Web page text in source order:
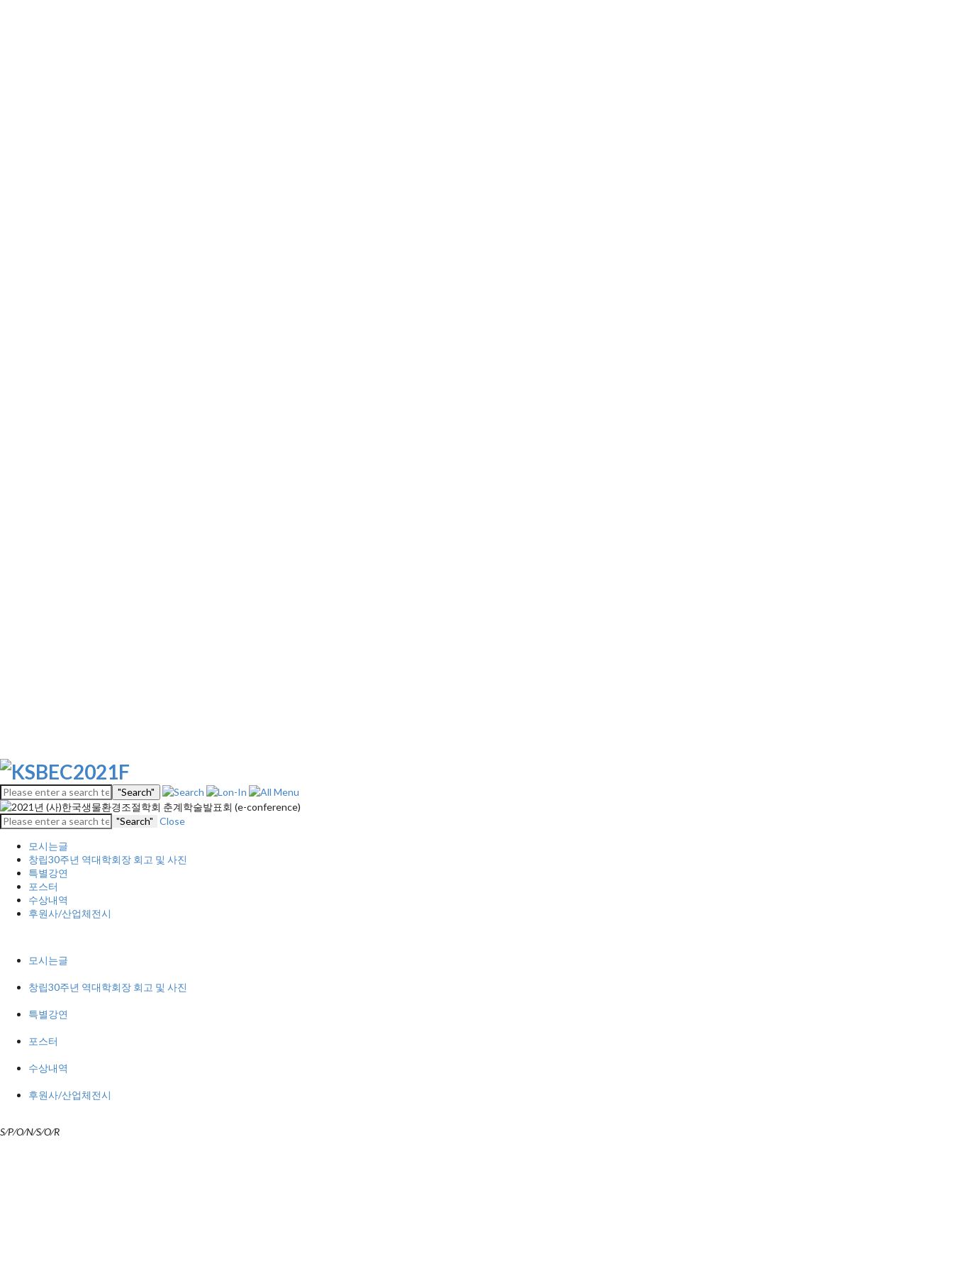
"Search"
"Search" Close
모시는글
창립30주년 역대학회장 회고 및 사진
특별강연
포스터
수상내역
후원사/산업체전시
모시는글
창립30주년 역대학회장 회고 및 사진
특별강연
포스터
수상내역
후원사/산업체전시
S⁄P⁄O⁄N⁄S⁄O⁄R